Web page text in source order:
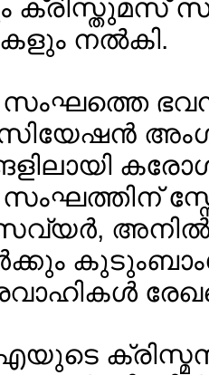
ക്രിസ്തുമസ്
നല്‍കി.
സേവ്യര്‍,